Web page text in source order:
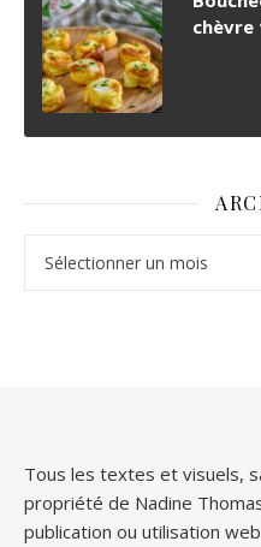
chèvre
Tous les textes et visuels,
propriété de Nadine
publication ou utilisation